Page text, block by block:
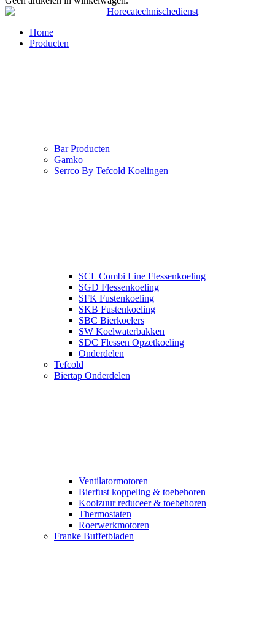
Home
Producten
Bar Producten
Gamko
Serrco By Tefcold Koelingen
SCL Combi Line Flessenkoeling
SGD Flessenkoeling
SFK Fustenkoeling
SKB Fustenkoeling
SBC Bierkoelers
SW Koelwaterbakken
SDC Flessen Opzetkoeling
Onderdelen
Tefcold
Biertap Onderdelen
Ventilatormotoren
Bierfust koppeling & toebehoren
Koolzuur reduceer & toebehoren
Thermostaten
Roerwerkmotoren
Franke Buffetbladen